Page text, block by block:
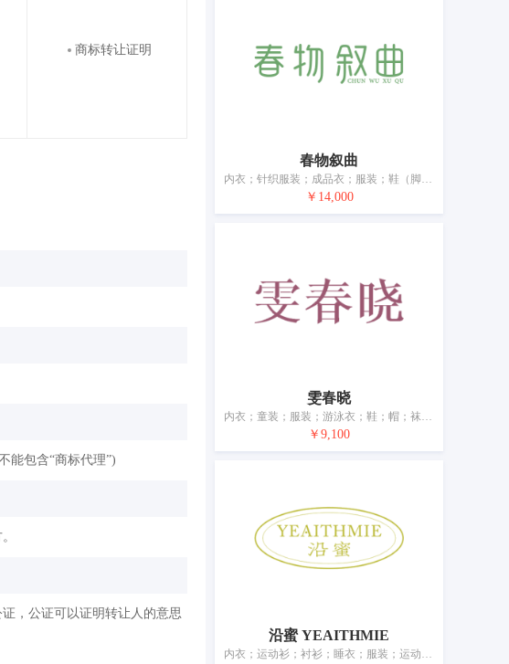
商标转让证明
能包含“商标代理”)
，公证可以证明转让人的意思
春物叙曲
内衣；针织服装；成品衣；服装；鞋（脚上的穿着物）；帽；袜；手套（服装）；围巾；皮带（服饰用）
￥14,000
雯春晓
内衣；童装；服装；游泳衣；鞋；帽；袜；手套（服装）；围巾；腰带
￥9,100
沿蜜 YEAITHMIE
内衣；运动衫；衬衫；睡衣；服装；运动鞋；鞋；帽；袜；手套（服装）；围巾；皮带（服饰用）；婚纱